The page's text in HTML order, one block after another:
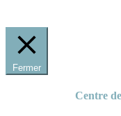
Fermer
Centre